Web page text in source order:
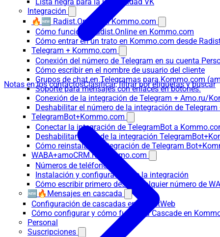
Integración
🔥🆕 Radist.Online en Kommo.com
Cómo funciona Radist.Online en Kommo.com
Cómo entrar en un trato en Kommo.com desde
Telegram + Kommo.com
Conexión del número de Telegram en su cuenta
Cómo escribir en el nombre de usuario del cliente
Grupos de chat en Telegramas para Kommo.com
Soporte para mensajes con enlaces en botones:
Conexión de la integración de Telegram + Amo.ru/
Deshabilitar el número de la integración de
TelegramBot+Kommo.com
Conectar la integración de TelegramBot a
Deshabilitar el bot de la integración
Cómo reinstalar la integración de Telegram
WABA+amoCRM.ru/Kommo.com
Números de teléfono
Instalación y configuración de la integración
Cómo escribir primero desde cualquier número de
🆕🔥Mensajes en cascada
Configuración de cascadas en RadistWeb
Cómo configurar y cómo funciona Cascade en
Personal
Suscripciones
Notas en los contactosClasificar, filtrar por etiquetas y buscar